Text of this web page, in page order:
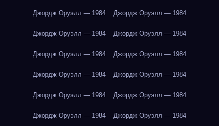
Джордж Оруэлл — 1984 Джордж Оруэлл — 1984
Джордж Оруэлл — 1984 Джордж Оруэлл — 1984
Джордж Оруэлл — 1984 Джордж Оруэлл — 1984
Джордж Оруэлл — 1984 Джордж Оруэлл — 1984
Джордж Оруэлл — 1984 Джордж Оруэлл — 1984
Джордж Оруэлл — 1984 Джордж Оруэлл — 1984